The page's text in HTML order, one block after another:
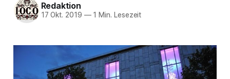
Redaktion
17 Okt. 2019 —1 Min. Lesezeit